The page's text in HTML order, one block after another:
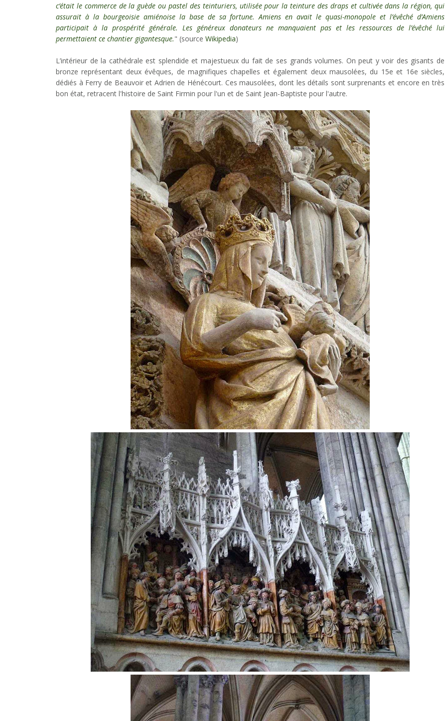
c’était le commerce de la guède ou pastel des teinturiers, utilisée pour la teinture des draps et cultivée dans la région, qui
assurait à la bourgeoisie amiénoise la base de sa fortune. Amiens en avait le quasi-monopole et l’évêché d’Amiens
participait à la prospérité générale. Les généreux donateurs ne manquaient pas et les ressources de l’évêché lui
permettaient ce chantier gigantesque." (source Wikipedia)
L’intérieur de la cathédrale est splendide et majestueux du fait de ses grands volumes. On peut y voir des gisants de
bronze représentant deux évêques, de magnifiques chapelles et également deux mausolées, du 15e et 16e siècles,
dédiés à Ferry de Beauvoir et Adrien de Hénécourt. Ces mausolées, dont les détails sont surprenants et encore en très
bon état, retracent l'histoire de Saint Firmin pour l'un et de Saint Jean-Baptiste pour l'autre.